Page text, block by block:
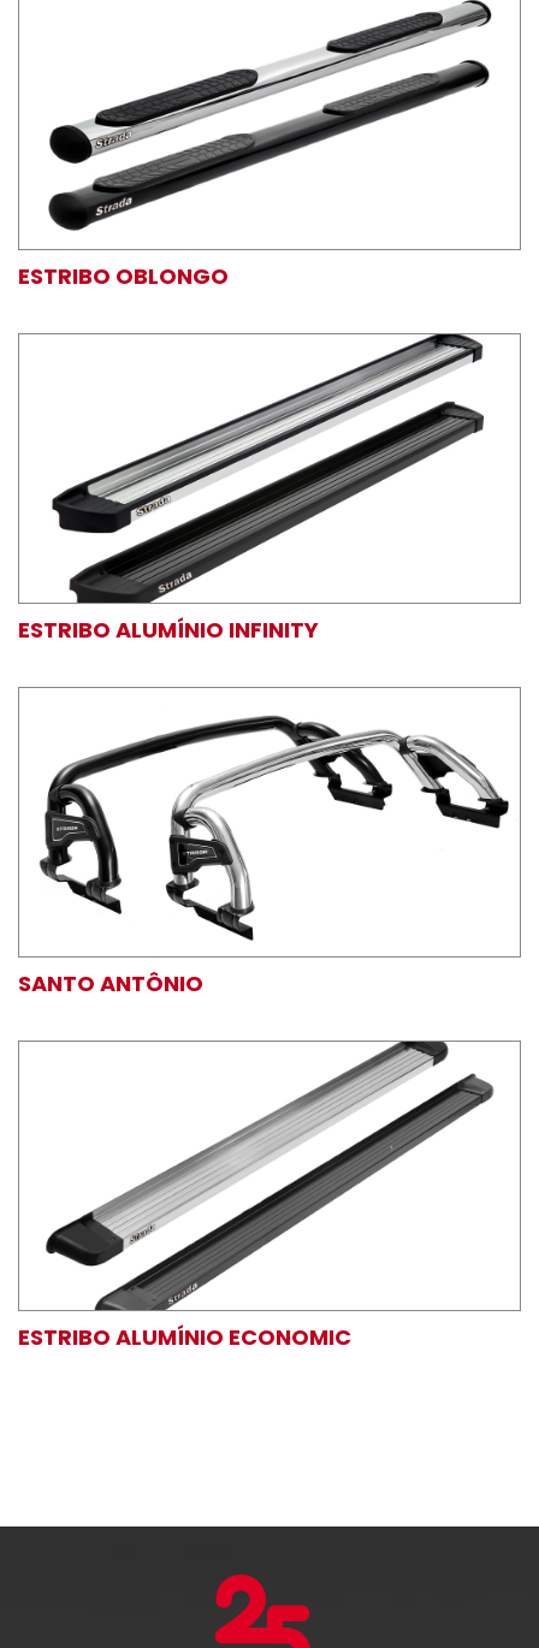
ESTRIBO OBLONGO
ESTRIBO ALUMÍNIO INFINITY
SANTO ANTÔNIO
ESTRIBO ALUMÍNIO ECONOMIC